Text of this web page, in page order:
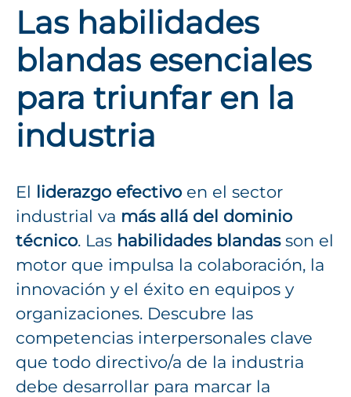
Las habilidades
blandas esenciales
para triunfar en la
industria
El liderazgo efectivo en el sector
industrial va más allá del dominio
técnico. Las habilidades blandasson el
motor que impulsa la colaboración, la
innovación y el éxito en equipos y
organizaciones. Descubre las
competencias interpersonales clave
que todo directivo/a de la industria
debe desarrollar para marcar la